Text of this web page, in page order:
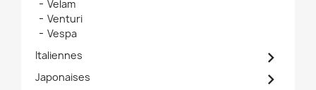
Velam
Venturi
Vespa
Italiennes

Japonaises 